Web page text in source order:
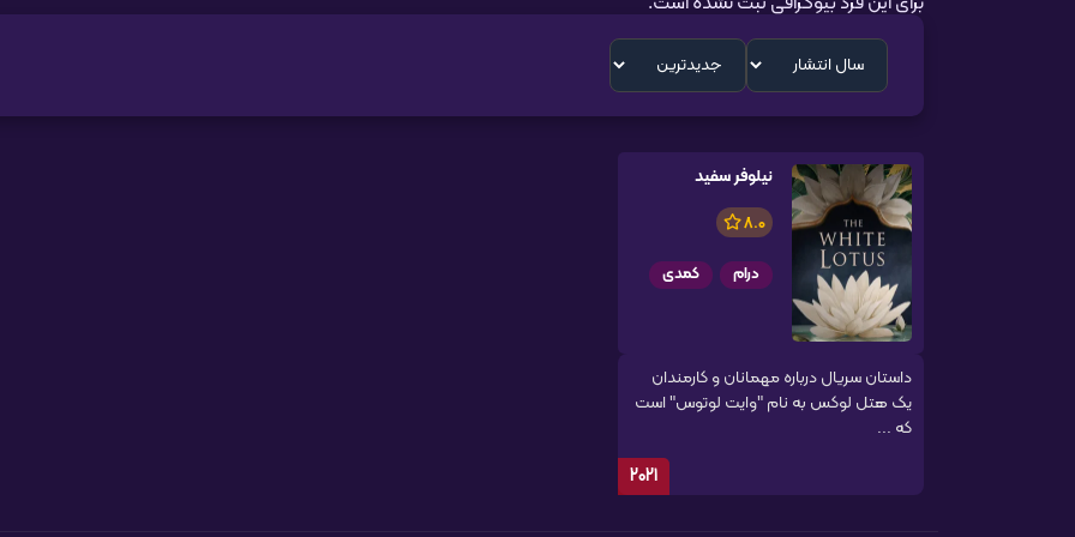
نیلوفر سفید
8.0
درام کمدی
داستان سریال درباره مهمانان و کارمندان
یک هتل لوکس به نام "وایت لوتوس" است
که ...
2021